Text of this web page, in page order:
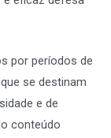
por períodos de
se destinam
e de
conteúdo